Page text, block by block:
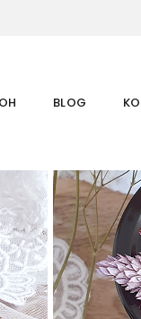
BLOG